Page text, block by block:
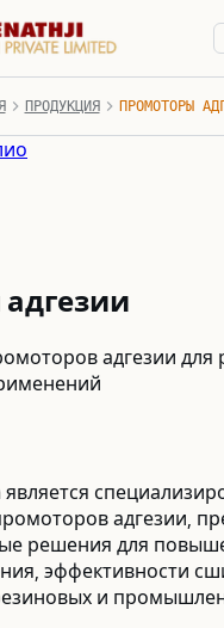
ПРОДУКЦИЯ ПРОМОТОРЫ
адгезии для
является
адгезии,
решения для
эффективности
и